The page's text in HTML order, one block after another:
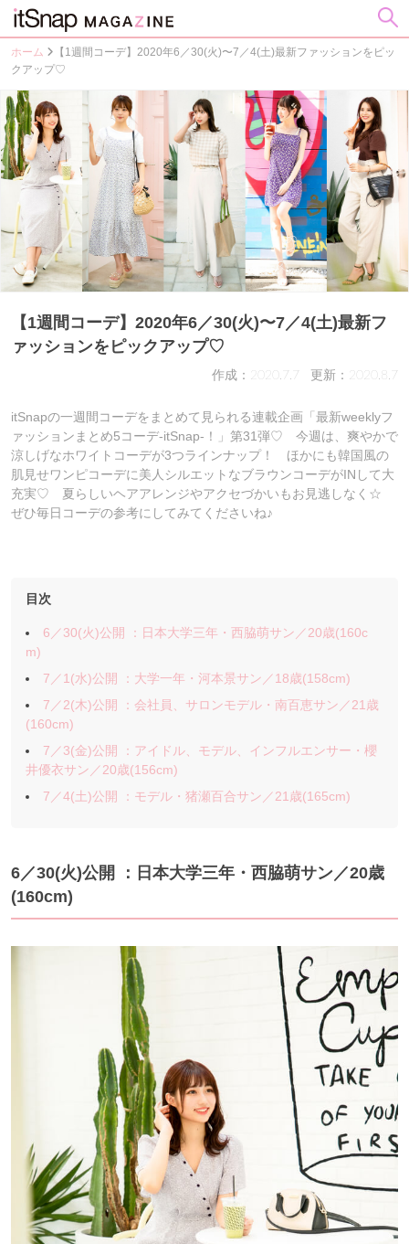
ホーム
【1週間コーデ】2020年6／30(火)〜7／4(土)最新ファッションをピッ
クアップ♡
【1週間コーデ】2020年6／30(火)〜7／4(土)最新フ
ァッションをピックアップ♡
作成：2020.7.7 更新：2020.8.7
itSnapの一週間コーデをまとめて見られる連載企画「最新weeklyフ
ァッションまとめ5コーデ-itSnap-！」第31弾♡ 今週は、爽やかで
涼しげなホワイトコーデが3つラインナップ！ ほかにも韓国風の
肌見せワンピコーデに美人シルエットなブラウンコーデがINして大
充実♡ 夏らしいヘアアレンジやアクセづかいもお見逃しなく☆
ぜひ毎日コーデの参考にしてみてくださいね♪
目次
6／30(火)公開 ：日本大学三年・西脇萌サン／20歳(160c
m)
7／1(水)公開 ：大学一年・河本景サン／18歳(158cm)
7／2(木)公開 ：会社員、サロンモデル・南百恵サン／21歳
(160cm)
7／3(金)公開 ：アイドル、モデル、インフルエンサー・櫻
井優衣サン／20歳(156cm)
7／4(土)公開 ：モデル・猪瀬百合サン／21歳(165cm)
6／30(火)公開 ：日本大学三年・西脇萌サン／20歳
(160cm)